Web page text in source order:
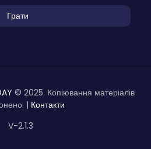
Грати
© 2025. Копіювання матеріалів
| Контакти
V-2.1.3